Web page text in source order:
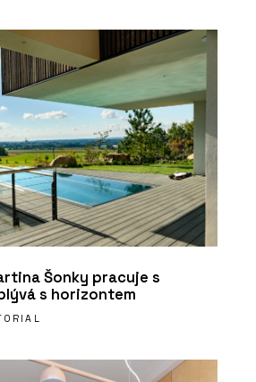
Šonky pracuje s
s horizontem